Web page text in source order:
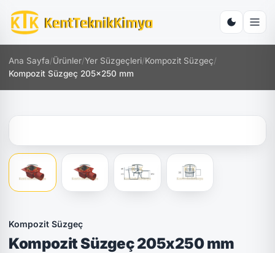
Ana Sayfa/Ürünler/Yer Süzgeçleri/Kompozit Süzgeç/
Kompozit Süzgeç 205x250 mm
Kompozit Süzgeç
Kompozit Süzgeç 205x250 mm